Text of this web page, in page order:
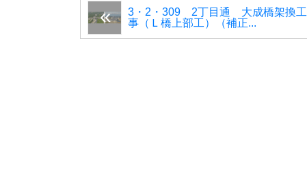
3・2・309 2丁目通 大成橋架換工
事（Ｌ橋上部工）（補正...